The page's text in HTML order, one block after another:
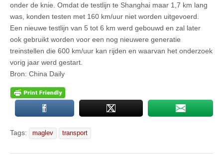
onder de knie. Omdat de testlijn te Shanghai maar 1,7 km lang
was, konden testen met 160 km/uur niet worden uitgevoerd.
Een nieuwe testlijn van 5 tot 6 km werd gebouwd en zal later
ook gebruikt worden voor een nog nieuwere generatie
treinstellen die 600 km/uur kan rijden en waarvan het onderzoek
vorig jaar werd gestart.
Bron: China Daily
Tags: maglev transport